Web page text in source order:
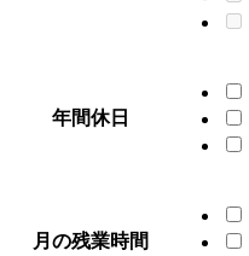
年間休日
月の残業時間